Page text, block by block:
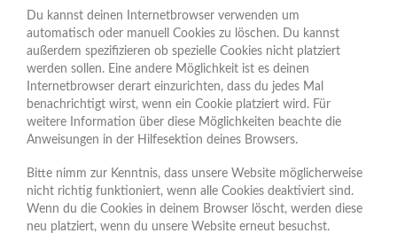
Du kannst deinen Internetbrowser verwenden um
automatisch oder manuell Cookies zu löschen. Du kannst
außerdem spezifizieren ob spezielle Cookies nicht platziert
werden sollen. Eine andere Möglichkeit ist es deinen
Internetbrowser derart einzurichten, dass du jedes Mal
benachrichtigt wirst, wenn ein Cookie platziert wird. Für
weitere Information über diese Möglichkeiten beachte die
Anweisungen in der Hilfesektion deines Browsers.
Bitte nimm zur Kenntnis, dass unsere Website möglicherweise
nicht richtig funktioniert, wenn alle Cookies deaktiviert sind.
Wenn du die Cookies in deinem Browser löscht, werden diese
neu platziert, wenn du unsere Website erneut besuchst.